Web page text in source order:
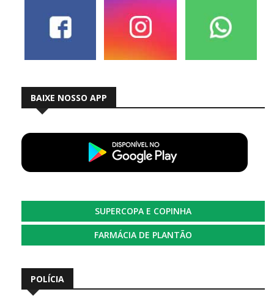
BAIXE NOSSO APP
SUPERCOPA E COPINHA
FARMÁCIA DE PLANTÃO
POLÍCIA